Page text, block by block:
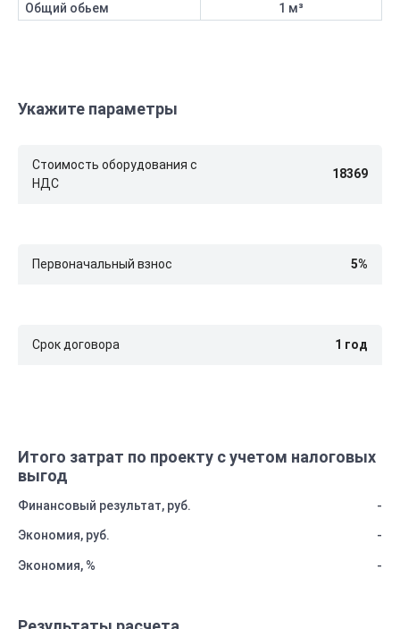
Общий обьем
1 м³
Укажите параметры
Стоимость оборудования с
НДС
Первоначальный взнос
Срок договора
Итого затрат по проекту с учетом налоговых
выгод
Финансовый результат, руб. -
Экономия, руб. -
Экономия, % -